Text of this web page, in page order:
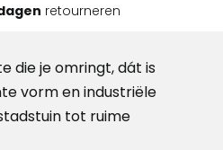
retourneren
die je omringt, dát is
vorm en industriële
tot ruime